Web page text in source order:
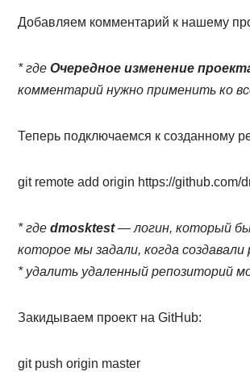
Добавляем комментарий к нашему
* где Очередное изменение
комментарий нужно применить ко
Теперь подключаемся к созданному
git remote add origin https://github.com/
* где dmosktest— логин, который
которое мы задали, когда создавали
* удалить удаленный репозиторий
Закидываем проект на GitHub:
git push origin master